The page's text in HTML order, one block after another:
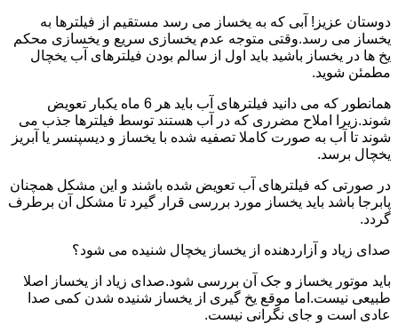
دوستان عزیز! آبی که به یخساز می رسد مستقیم از فیلترها به
یخساز می رسد.وقتی متوجه عدم یخسازی سریع و یخسازی محکم
یخ ها در یخساز باشید باید اول از سالم بودن فیلترهای آب یخچال
مطمئن شوید.
همانطور که می دانید فیلترهای آب باید هر 6 ماه یکبار تعویض
شوند.زیرا املاح مضرری که در آب هستند توسط فیلترها جذب می
شوند تا آب به صورت کاملا تصفیه شده با یخساز و دیسپنسر یا آبریز
یخچال برسد.
در صورتی که فیلترهای آب تعویض شده باشند و این مشکل همچنان
پابرجا باشد باید یخساز مورد بررسی قرار گیرد تا مشکل آن برطرف
گردد.
صدای زیاد و آزاردهنده از یخساز یخچال شنیده می شود؟
باید موتور یخساز و جک آن بررسی شود.صدای زیاد از یخساز اصلا
طبیعی نیست.اما موقع یخ گیری از یخساز شنیده شدن کمی صدا
عادی است و جای نگرانی نیست.